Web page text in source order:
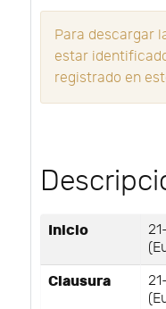
Para descargar
estar
registrado en
Inicio
Clausura